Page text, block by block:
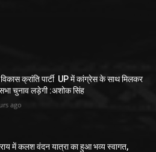
क्रांति पार्टी UP में कांग्रेस के साथ मिलकर
चुनाव लड़ेगी :अशोक सिंह
ago
में कलश वंदन यात्रा का हुआ भव्य स्वागत,